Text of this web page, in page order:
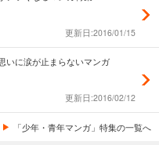
更新日:2016/01/15
いに涙が止まらないマンガ
更新日:2016/02/12
「少年・青年マンガ」特集の一覧へ